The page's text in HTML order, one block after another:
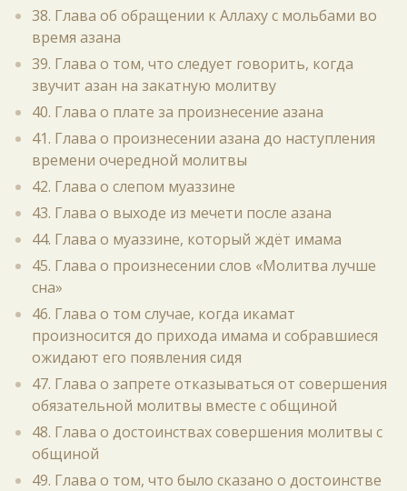
38. Глава об обращении к Аллаху с мольбами во
время азана
39. Глава о том, что следует говорить, когда
звучит азан на закатную молитву
40. Глава о плате за произнесение азана
41. Глава о произнесении азана до наступления
времени очередной молитвы
42. Глава о слепом муаззине
43. Глава о выходе из мечети после азана
44. Глава о муаззине, который ждёт имама
45. Глава о произнесении слов «Молитва лучше
сна»
46. Глава о том случае, когда икамат
произносится до прихода имама и собравшиеся
ожидают его появления сидя
47. Глава о запрете отказываться от совершения
обязательной молитвы вместе с общиной
48. Глава о достоинствах совершения молитвы с
общиной
49. Глава о том, что было сказано о достоинстве